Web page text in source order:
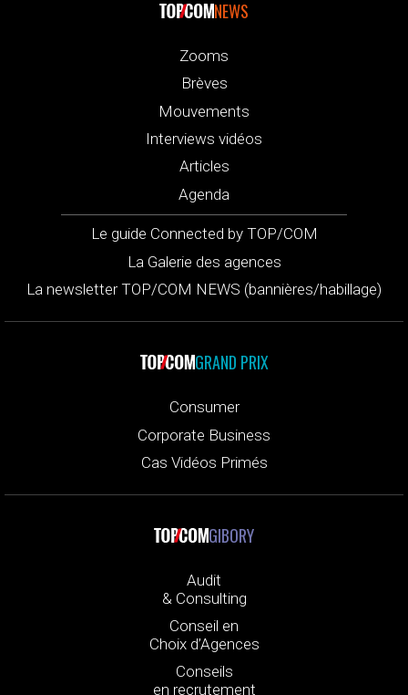
NEWS
Zooms
Brèves
Mouvements
Interviews vidéos
Articles
Agenda
Le guide Connected by TOP/COM
La Galerie des agences
La newsletter TOP/COM NEWS (bannières/habillage)
GRAND PRIX
Consumer
Corporate Business
Cas Vidéos Primés
GIBORY
Audit
& Consulting
Conseil en
Choix d’Agences
Conseils
en recrutement